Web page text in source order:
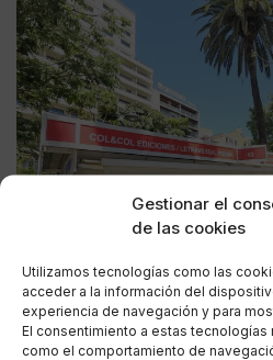
Gestionar el
de las cookies
Utilizamos tecnologías como las
acceder a la información del
experiencia de navegación y para
El consentimiento a estas
como el comportamiento de